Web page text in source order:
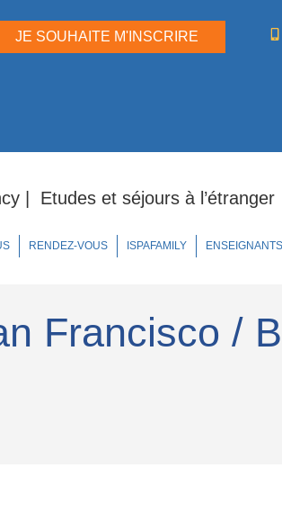
JE SOUHAITE M'INSCRIRE
| Etudes et séjours à l’étranger
RENDEZ-VOUS ISPAFAMILY ENSEIGNANTS
Francisco /